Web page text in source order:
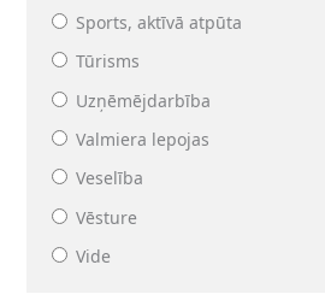
Sports, aktīvā atpūta
Tūrisms
Uzņēmējdarbība
Valmiera lepojas
Veselība
Vēsture
Vide